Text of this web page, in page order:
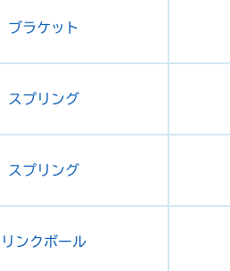
ブラケット
スプリング
スプリング
リンクボール